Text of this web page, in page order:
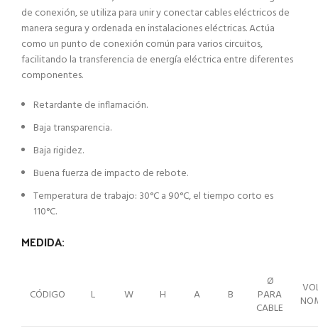
de conexión, se utiliza para unir y conectar cables eléctricos de
manera segura y ordenada en instalaciones eléctricas. Actúa
como un punto de conexión común para varios circuitos,
facilitando la transferencia de energía eléctrica entre diferentes
componentes.
Retardante de inflamación.
Baja transparencia.
Baja rigidez.
Buena fuerza de impacto de rebote.
Temperatura de trabajo: 30°C a 90°C, el tiempo corto es
110°C.
MEDIDA:
CÓDIGO L W H A B
Ø
PARA
CABLE